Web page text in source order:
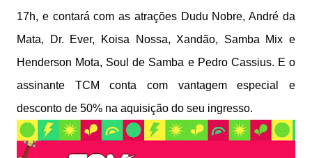
17h, e contará com as atrações Dudu Nobre, André da
Mata, Dr. Ever, Koisa Nossa, Xandão, Samba Mix e
Henderson Mota, Soul de Samba e Pedro Cassius. E o
assinante TCM conta com vantagem especial e
desconto de 50% na aquisição do seu ingresso.